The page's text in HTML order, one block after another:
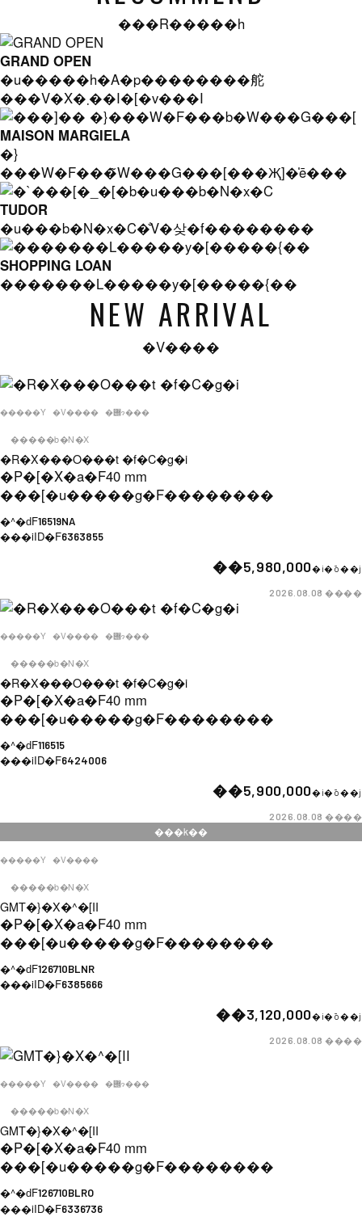
���R�����h
GRAND OPEN
�u�����h�A�p��������舵
���V�X�܂��I�[�v���I
MAISON MARGIELA
�}
���W�F���̃W���G���[���Җ]�̍ē���
TUDOR
�u���b�N�x�C�̐V�샂�f��������
SHOPPING LOAN
�������L�����y�[�����{��
NEW ARRIVAL
�V����
�����Y �V���� �݌ɂ���
�����b�N�X
�R�X���O���t �f�C�g�i
�P�[�X�a�F40 mm
���[�u�����g�F��������
�^�ԁF16519NA
���iID�F6363855
��5,980,000�i�ō��j
2026.08.08����
�����Y �V���� �݌ɂ���
�����b�N�X
�R�X���O���t �f�C�g�i
�P�[�X�a�F40 mm
���[�u�����g�F��������
�^�ԁF116515
���iID�F6424006
��5,900,000�i�ō��j
2026.08.08����
���k��
�����Y �V����
�����b�N�X
GMT�}�X�^�[II
�P�[�X�a�F40 mm
���[�u�����g�F��������
�^�ԁF126710BLNR
���iID�F6385666
��3,120,000�i�ō��j
2026.08.08����
�����Y �V���� �݌ɂ���
�����b�N�X
GMT�}�X�^�[II
�P�[�X�a�F40 mm
���[�u�����g�F��������
�^�ԁF126710BLRO
���iID�F6336736